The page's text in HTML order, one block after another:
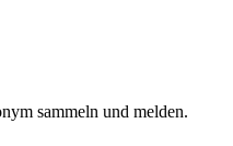
sammeln und melden.